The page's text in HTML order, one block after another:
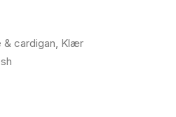
& cardigan, Klær